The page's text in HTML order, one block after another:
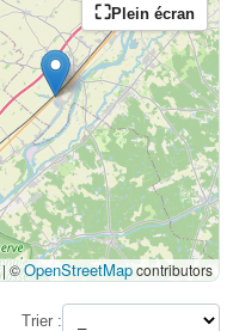
Plein écran
|©OpenStreetMapcontributors
Trier :